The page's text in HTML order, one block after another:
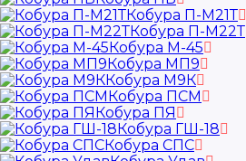
Кобура П-М21Т
Кобура П-М22Т
Кобура М-45
Кобура МП9
Кобура М9К
Кобура ПСМ
Кобура ПЯ
Кобура ГШ-18
Кобура СПС